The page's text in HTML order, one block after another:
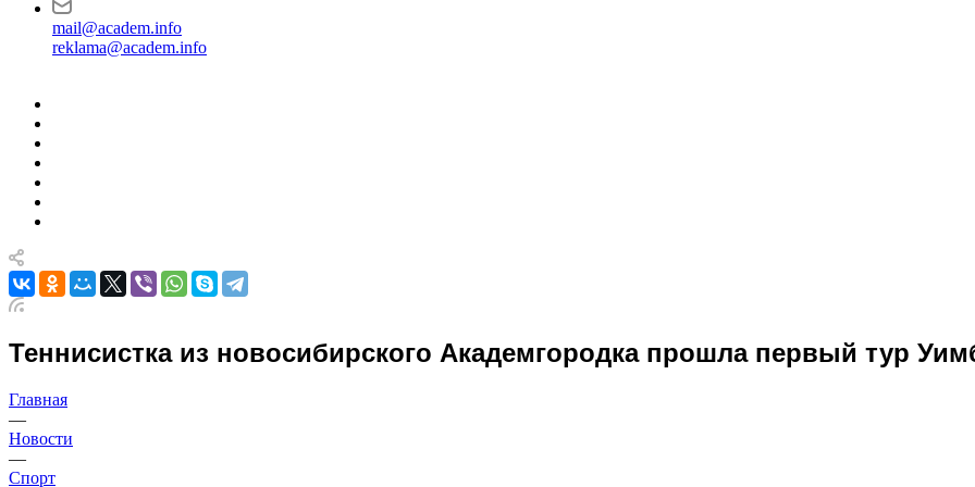
mail@academ.info
reklama@academ.info
Теннисистка из новосибирского Академгородка прошла первый тур
Главная
—
Новости
—
Спорт